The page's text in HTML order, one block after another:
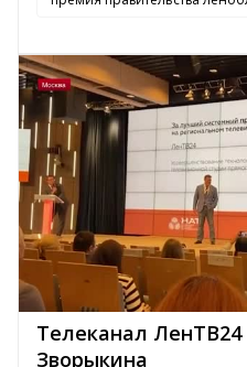
Телеканал
Зворыкина